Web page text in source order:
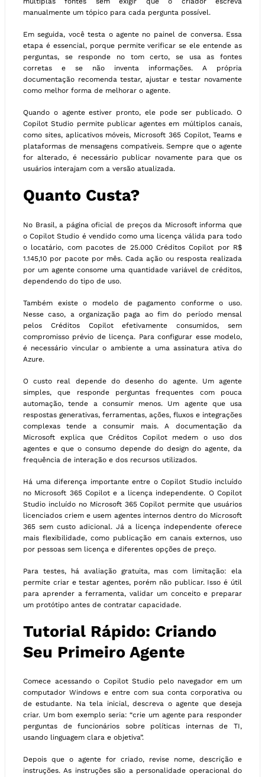
manualmente um tópico para cada pergunta possível.
Em seguida, você testa o agente no painel de conversa. Essa
etapa é essencial, porque permite verificar se ele entende as
perguntas, se responde no tom certo, se usa as fontes
corretas e se não inventa informações. A própria
documentação recomenda testar, ajustar e testar novamente
como melhor forma de melhorar o agente.
Quando o agente estiver pronto, ele pode ser publicado. O
Copilot Studio permite publicar agentes em múltiplos canais,
como sites, aplicativos móveis, Microsoft 365 Copilot, Teams e
plataformas de mensagens compatíveis. Sempre que o agente
for alterado, é necessário publicar novamente para que os
usuários interajam com a versão atualizada.
Quanto Custa?
No Brasil, a página oficial de preços da Microsoft informa que
o Copilot Studio é vendido como uma licença válida para todo
o locatário, com pacotes de 25.000 Créditos Copilot por R$
1.145,10 por pacote por mês. Cada ação ou resposta realizada
por um agente consome uma quantidade variável de créditos,
dependendo do tipo de uso.
Também existe o modelo de pagamento conforme o uso.
Nesse caso, a organização paga ao fim do período mensal
pelos Créditos Copilot efetivamente consumidos, sem
compromisso prévio de licença. Para configurar esse modelo,
é necessário vincular o ambiente a uma assinatura ativa do
Azure.
O custo real depende do desenho do agente. Um agente
simples, que responde perguntas frequentes com pouca
automação, tende a consumir menos. Um agente que usa
respostas generativas, ferramentas, ações, fluxos e integrações
complexas tende a consumir mais. A documentação da
Microsoft explica que Créditos Copilot medem o uso dos
agentes e que o consumo depende do design do agente, da
frequência de interação e dos recursos utilizados.
Há uma diferença importante entre o Copilot Studio incluído
no Microsoft 365 Copilot e a licença independente. O Copilot
Studio incluído no Microsoft 365 Copilot permite que usuários
licenciados criem e usem agentes internos dentro do Microsoft
365 sem custo adicional. Já a licença independente oferece
mais flexibilidade, como publicação em canais externos, uso
por pessoas sem licença e diferentes opções de preço.
Para testes, há avaliação gratuita, mas com limitação: ela
permite criar e testar agentes, porém não publicar. Isso é útil
para aprender a ferramenta, validar um conceito e preparar
um protótipo antes de contratar capacidade.
Tutorial Rápido: Criando
Seu Primeiro Agente
Comece acessando o Copilot Studio pelo navegador em um
computador Windows e entre com sua conta corporativa ou
de estudante. Na tela inicial, descreva o agente que deseja
criar. Um bom exemplo seria: “crie um agente para responder
perguntas de funcionários sobre políticas internas de TI,
usando linguagem clara e objetiva”.
Depois que o agente for criado, revise nome, descrição e
instruções. As instruções são a personalidade operacional do